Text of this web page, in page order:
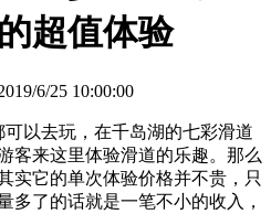
超值体验
6/25 10:00:00
以去玩，在千岛湖的七彩滑道
客来这里体验滑道的乐趣。那么
实它的单次体验价格并不贵，只
多了的话就是一笔不小的收入，